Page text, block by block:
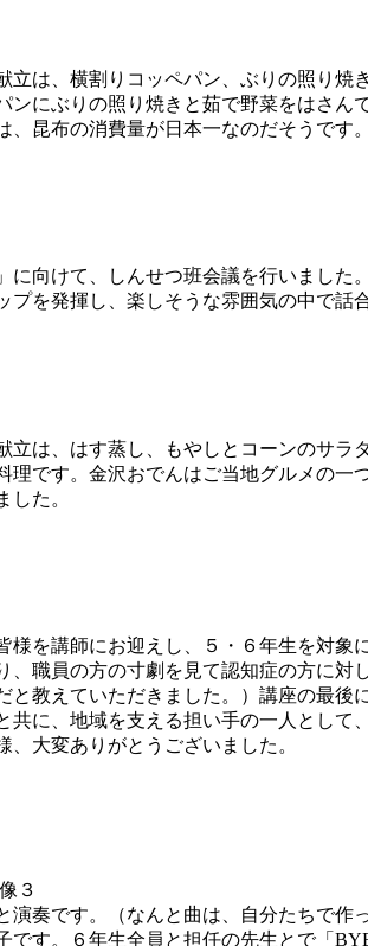
は、横割りコッペパン、ぶりの照り焼
にぶりの照り焼きと茹で野菜をはさん
昆布の消費量が日本一なのだそうです。
向けて、しんせつ班会議を行いました
を発揮し、楽しそうな雰囲気の中で話
は、はす蒸し、もやしとコーンのサラ
です。金沢おでんはご当地グルメの
した。
を講師にお迎えし、５・６年生を対象
職員の方の寸劇を見て認知症の方に対
教えていただきました。）講座の最後
に、地域を支える担い手の一人とし
大変ありがとうございました。
奏です。（なんと曲は、自分たちで作
です。６年生全員と担任の先生とで「